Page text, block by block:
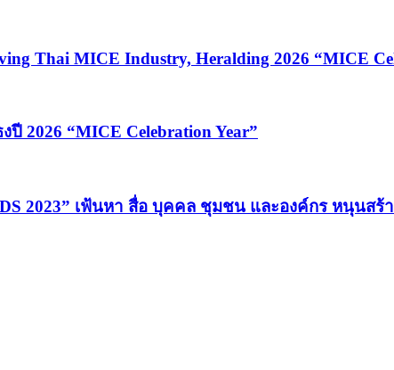
Thai MICE Industry, Heralding 2026 “MICE
2026 “MICE Celebration Year”
2023” เฟ้นหา สื่อ บุคคล ชุมชน และองค์กร หนุนสร้